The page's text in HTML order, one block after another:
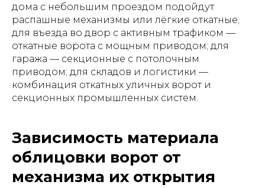
дома с небольшим проездом подойдут
распашные механизмы или лёгкие откатные;
для въезда во двор с активным трафиком —
откатные ворота с мощным приводом; для
гаража — секционные с потолочным
приводом; для складов и логистики —
комбинация откатных уличных ворот и
секционных промышленных систем.
Зависимость материала
облицовки ворот от
механизма их открытия